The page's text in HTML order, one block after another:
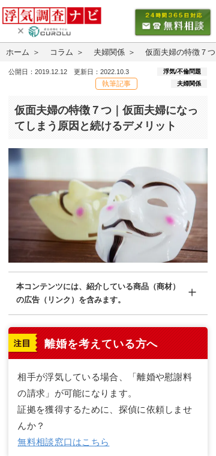
ホーム コラム 夫婦関係 仮面夫婦の特徴７
公開日：2019.12.12 更新日：2022.10.3
執筆記事
浮気/不倫問題
夫婦関係
仮面夫婦の特徴７つ｜仮面夫婦になっ
てしまう原因と続けるデメリット
本コンテンツには、紹介している商品（商材）
の広告（リンク）を含みます。
離婚を考えている方へ
相手が浮気している場合、「離婚や慰謝料
の請求」が可能になります。
証拠を獲得するために、探偵に依頼しませ
んか？
無料相談窓口はこちら